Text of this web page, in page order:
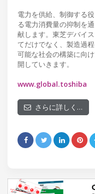
電力を供給、制御する
る電力消費量の抑制を
献します。東芝デバイ
てだけでなく、製造過
可能な社会の構築に向
開していきます。
www.global.toshiba
さらに詳しく…